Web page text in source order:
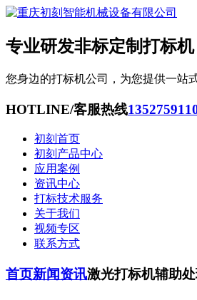
专业研发非标定制打标机
您身边的打标机公司，为您提供一站
HOTLINE/客服热线
初刻首页
初刻产品中心
应用案例
资讯中心
打标技术服务
关于我们
视频专区
联系方式
首页新闻资讯激光打标机辅助